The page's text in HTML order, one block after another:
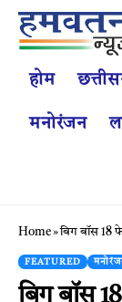
होम
मनोरंजन
Home»बिग बॉस 18 फेम
FEATURED
बिग बॉस